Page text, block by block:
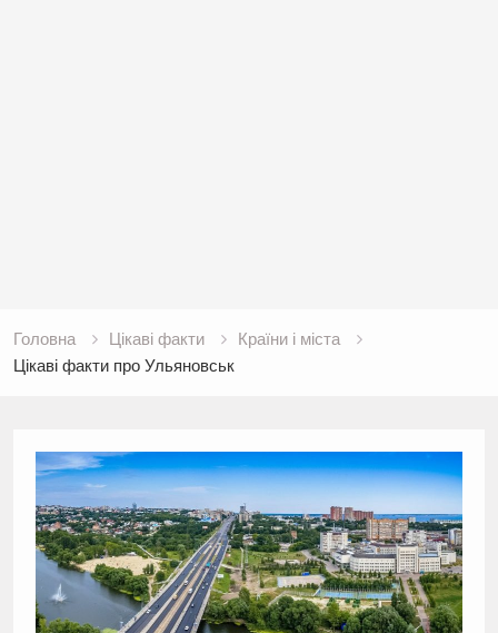
Головна Цікаві факти
Країни і міста
Цікаві факти про Ульяновськ